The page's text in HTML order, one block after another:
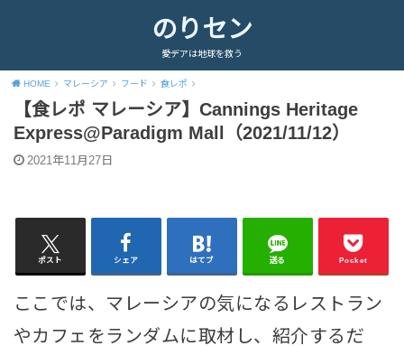
のりセン
愛デアは地球を救う
HOME マレーシア フード 食レポ
【食レポ マレーシア】Cannings Heritage
Express@Paradigm Mall（2021/11/12）
2021年11月27日
ポスト シェア はてブ 送る Pocket
ここでは、マレーシアの気になるレストラン
やカフェをランダムに取材し、紹介するだ